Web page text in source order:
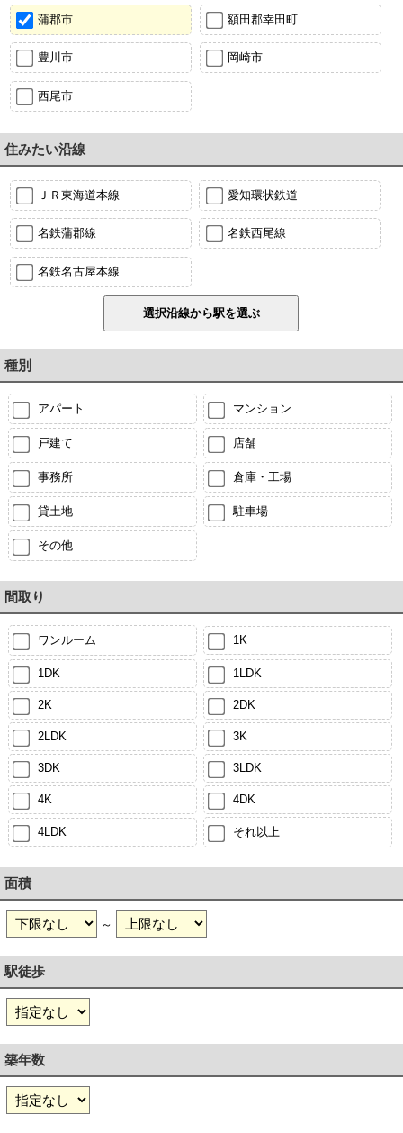
蒲郡市 額田郡幸田町
豊川市 岡崎市
西尾市
住みたい沿線
ＪＲ東海道本線 愛知環状鉄道
名鉄蒲郡線 名鉄西尾線
名鉄名古屋本線
種別
アパート マンション
戸建て 店舗
事務所 倉庫・工場
貸土地 駐車場
その他
間取り
ワンルーム 1K
1DK 1LDK
2K 2DK
2LDK 3K
3DK 3LDK
4K 4DK
4LDK それ以上
面積
～
駅徒歩
築年数